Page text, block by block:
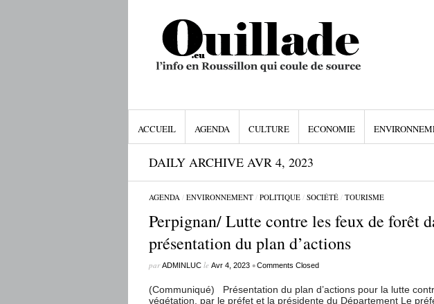
ACCUEIL AGENDA CULTURE ECONOMIE
DAILY ARCHIVE AVR 4, 2023
AGENDA/ ENVIRONNEMENT/ POLITIQUE/ SOCIÉTÉ/ TOURISME
Perpignan/ Lutte contre les feux de forêt
présentation du plan d’actions
parADMINLUCle Avr 4, 2023 •Comments Closed
(Communiqué) Présentation du plan d’actions pour la lutte
végétation, par le préfet et la présidente du Département Le